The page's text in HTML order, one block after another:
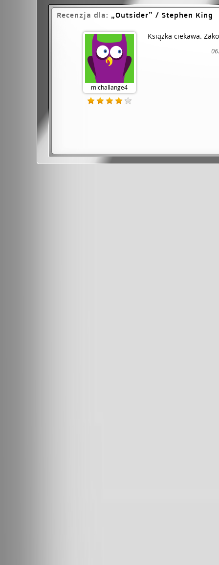
Recenzja dla: Outsider / Stephen King
michallange4
Książka ciekawa.